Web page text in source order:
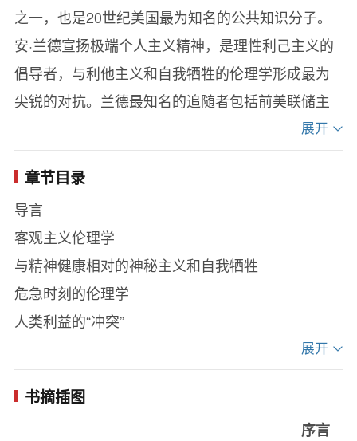
之一，也是20世纪美国最为知名的公共知识分子。
安·兰德宣扬极端个人主义精神，是理性利己主义的
倡导者，与利他主义和自我牺牲的伦理学形成最为
尖锐的对抗。兰德最知名的追随者包括前美联储主
席格林斯潘、甲骨文总裁埃里森、好莱坞明星安吉
利娜·茱莉。本书是兰德丛书之一。
展开
章节目录
导言
客观主义伦理学
与精神健康相对的神秘主义和自我牺牲
危急时刻的伦理学
人类利益的“冲突”
愉悦心理
难道生活不需要妥协？
展开
书摘插图
序言